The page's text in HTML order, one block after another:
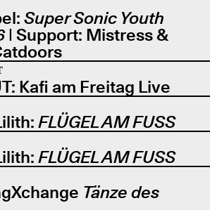
Super Sonic Youth
| Support: Mistress &
Kafi am Freitag Live
FLÜGEL AM FUSS
FLÜGEL AM FUSS
Tänze des